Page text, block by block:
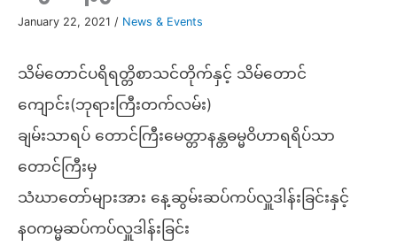
January 22, 2021 / News & Events
သိမ်တောင်ပရိရတ္တိစာသင်တိုက်နှင့် သိမ်တောင်
ကျောင်း(ဘုရားကြီးတက်လမ်း)
ချမ်းသာရပ် တောင်ကြီးမေတ္တာနန္တဓမ္မဝိဟာရရိပ်သာ
တောင်ကြီးမှ
သံဃာတော်များအား နေ့ဆွမ်းဆပ်ကပ်လှူဒါန်းခြင်းနှင့်
နဝကမ္မဆပ်ကပ်လှူဒါန်းခြင်း